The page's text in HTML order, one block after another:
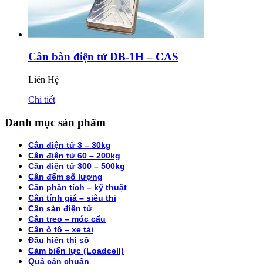
Cân bàn điện tử DB-1H – CAS
Liên Hệ
Chi tiết
Danh mục sản phẩm
Cân điện tử 3 – 30kg
Cân điện tử 60 – 200kg
Cân điện tử 300 – 500kg
Cân đếm số lượng
Cân phân tích – kỹ thuật
Cân tính giá – siêu thị
Cân sàn điện tử
Cân treo – móc cẩu
Cân ô tô – xe tải
Đầu hiển thị số
Cảm biến lực (Loadcell)
Quả cân chuẩn